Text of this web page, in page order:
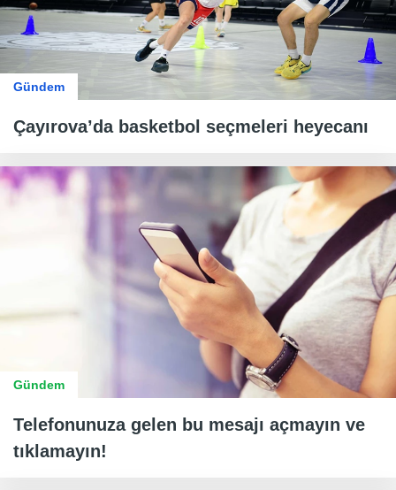
Gündem
Çayırova’da basketbol seçmeleri heyecanı
Gündem
Telefonunuza gelen bu mesajı açmayın ve
tıklamayın!